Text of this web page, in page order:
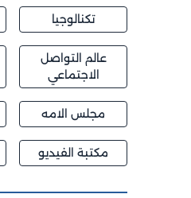
تكنالوجيا
عالم التواصل
الاجتماعي
مجلس الامه
مكتبة الفيديو